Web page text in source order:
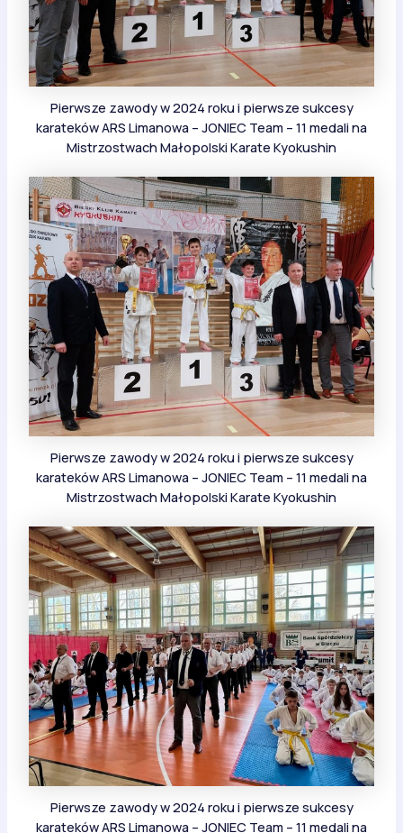
Pierwsze zawody w 2024 roku i pierwsze sukcesy
karateków ARS Limanowa – JONIEC Team – 11 medali na
Mistrzostwach Małopolski Karate Kyokushin
Pierwsze zawody w 2024 roku i pierwsze sukcesy
karateków ARS Limanowa – JONIEC Team – 11 medali na
Mistrzostwach Małopolski Karate Kyokushin
Pierwsze zawody w 2024 roku i pierwsze sukcesy
karateków ARS Limanowa – JONIEC Team – 11 medali na